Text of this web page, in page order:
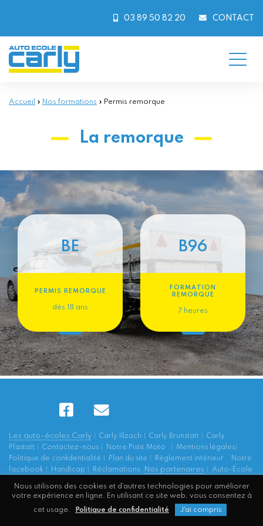
03 89 50 82 20 CONTACT
Accueil » Nos formations » Permis remorque
La remorque
BE
PERMIS REMORQUE
dès 18 ans
B96
FORMATION
REMORQUE
7 heures
Les auto-écoles Carly Carly Illzach Carly Brunstatt
Carly
Pfastatt
Contactez-nous Notre Piste Moto
Mentions légales
Politique de confidentialité
Plan du site Règlement intérieur
Notre
facebook
Handicap Réclamations Nos partenaires
Auto-École
Formation
© 2020 Site conçu, réalisé et hébergé par l'Agence GLC
Nous utilisons des cookies et d'autres technologies pour améliorer
votre expérience en ligne. En utilisant ce site web, vous consentez à
cet usage.
Politique de confidentialité J'ai compris